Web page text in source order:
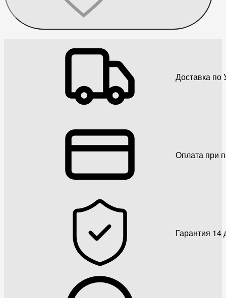
Доставка по
Оплата при
Гарантия 14